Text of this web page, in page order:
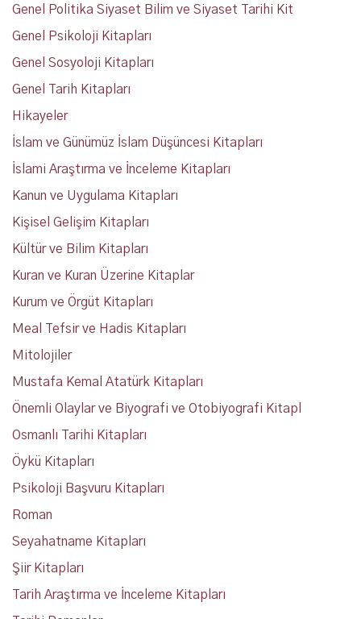
Genel Politika Siyaset Bilim ve Siyaset Tarihi Kit
Genel Psikoloji Kitapları
Genel Sosyoloji Kitapları
Genel Tarih Kitapları
Hikayeler
İslam ve Günümüz İslam Düşüncesi Kitapları
İslami Araştırma ve İnceleme Kitapları
Kanun ve Uygulama Kitapları
Kişisel Gelişim Kitapları
Kültür ve Bilim Kitapları
Kuran ve Kuran Üzerine Kitaplar
Kurum ve Örgüt Kitapları
Meal Tefsir ve Hadis Kitapları
Mitolojiler
Mustafa Kemal Atatürk Kitapları
Önemli Olaylar ve Biyografi ve Otobiyografi Kitapl
Osmanlı Tarihi Kitapları
Öykü Kitapları
Psikoloji Başvuru Kitapları
Roman
Seyahatname Kitapları
Şiir Kitapları
Tarih Araştırma ve İnceleme Kitapları